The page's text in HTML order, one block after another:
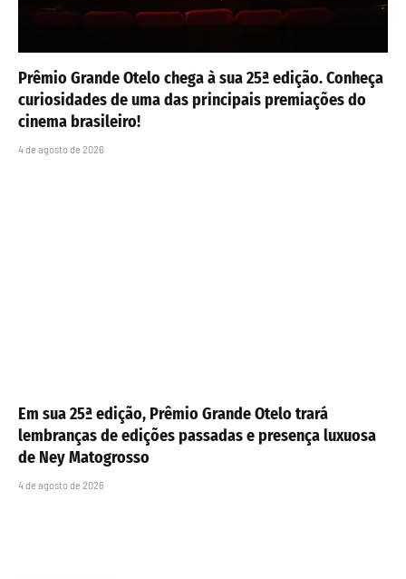
Prêmio Grande Otelo chega à sua 25ª edição. Conheça
curiosidades de uma das principais premiações do
cinema brasileiro!
4 de agosto de 2026
Em sua 25ª edição, Prêmio Grande Otelo trará
lembranças de edições passadas e presença luxuosa
de Ney Matogrosso
4 de agosto de 2026